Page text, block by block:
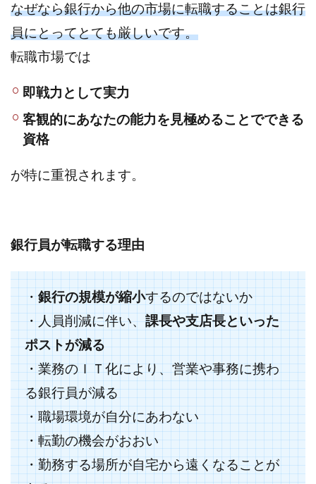
なぜなら銀行から他の市場に転職することは銀行
員にとってとても厳しいです。
転職市場では
即戦力として実力
客観的にあなたの能力を見極めることでできる
資格
が特に重視されます。
銀行員が転職する理由
・銀行の規模が縮小するのではないか
・人員削減に伴い、課長や支店長といった
ポストが減る
・業務のＩＴ化により、営業や事務に携わ
る銀行員が減る
・職場環境が自分にあわない
・転勤の機会がおおい
・勤務する場所が自宅から遠くなることが